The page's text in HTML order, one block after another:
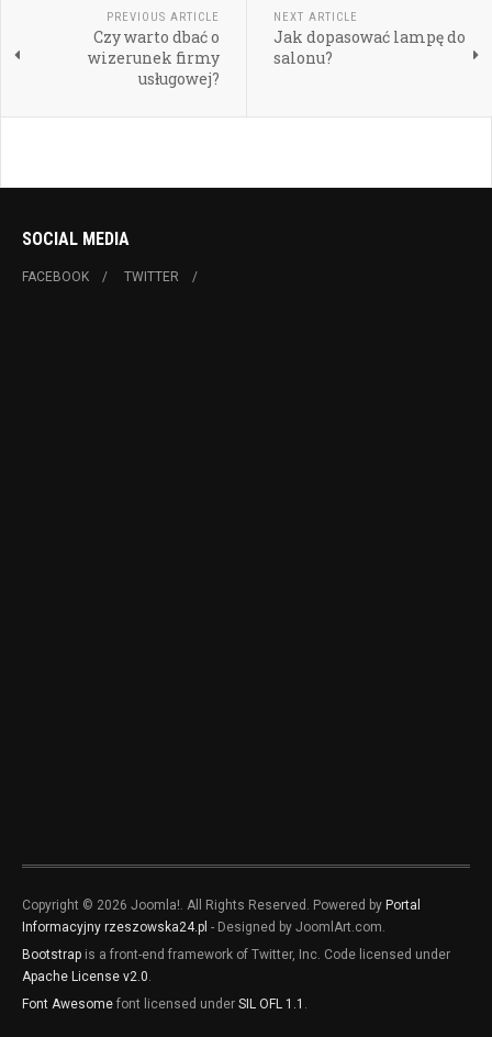
PREVIOUS ARTICLE
Czy warto dbać o
wizerunek firmy
usługowej?
NEXT ARTICLE
Jak dopasować lampę do
salonu?
SOCIAL MEDIA
FACEBOOK TWITTER
Copyright © 2026 Joomla!. All Rights Reserved. Powered by Portal
Informacyjny rzeszowska24.pl - Designed by JoomlArt.com.
Bootstrap is a front-end framework of Twitter, Inc. Code licensed under
Apache License v2.0.
Font Awesome font licensed under SIL OFL 1.1 .